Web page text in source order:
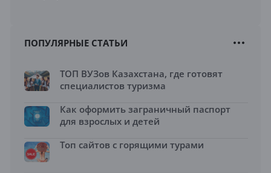
ПОПУЛЯРНЫЕ СТАТЬИ
ТОП ВУЗов Казахстана, где готовят
специалистов туризма
Как оформить заграничный паспорт
для взрослых и детей
Топ сайтов с горящими турами